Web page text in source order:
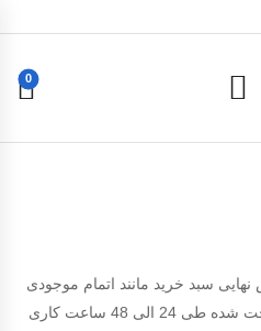
0
سبد خرید مانند اتمام موجودی
کالا یا انصراف مشتری، مبلغ پرداخت شده طی 24 الی 48 ساعت کاری